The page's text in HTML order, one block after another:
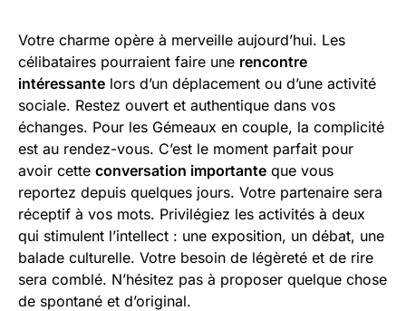
Votre charme opère à merveille aujourd’hui. Les
célibataires pourraient faire une rencontre
intéressante lors d’un déplacement ou d’une activité
sociale. Restez ouvert et authentique dans vos
échanges. Pour les Gémeaux en couple, la complicité
est au rendez-vous. C’est le moment parfait pour
avoir cette conversation importante que vous
reportez depuis quelques jours. Votre partenaire sera
réceptif à vos mots. Privilégiez les activités à deux
qui stimulent l’intellect : une exposition, un débat, une
balade culturelle. Votre besoin de légèreté et de rire
sera comblé. N’hésitez pas à proposer quelque chose
de spontané et d’original.